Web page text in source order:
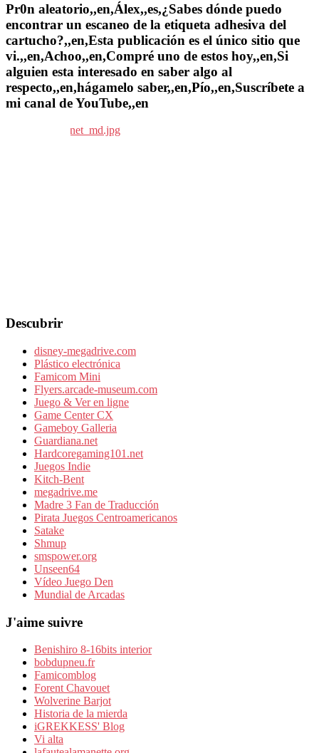
Pr0n aleatorio,,en,Álex,,es,¿Sabes dónde puedo
encontrar un escaneo de la etiqueta adhesiva del
cartucho?,,en,Esta publicación es el único sitio que
vi.,,en,Achoo,,en,Compré uno de estos hoy,,en,Si
alguien esta interesado en saber algo al
respecto,,en,hágamelo saber,,en,Pío,,en,Suscríbete a
mi canal de YouTube,,en
Descubrir
disney-megadrive.com
Plástico electrónica
Famicom Mini
Flyers.arcade-museum.com
Juego & Ver en ligne
Game Center CX
Gameboy Galleria
Guardiana.net
Hardcoregaming101.net
Juegos Indie
Kitch-Bent
megadrive.me
Madre 3 Fan de Traducción
Pirata Juegos Centroamericanos
Satake
Shmup
smspower.org
Unseen64
Vídeo Juego Den
Mundial de Arcadas
J'aime suivre
Benishiro 8-16bits interior
bobdupneu.fr
Famicomblog
Forent Chavouet
Wolverine Barjot
Historia de la mierda
iGREKKESS' Blog
Vi alta